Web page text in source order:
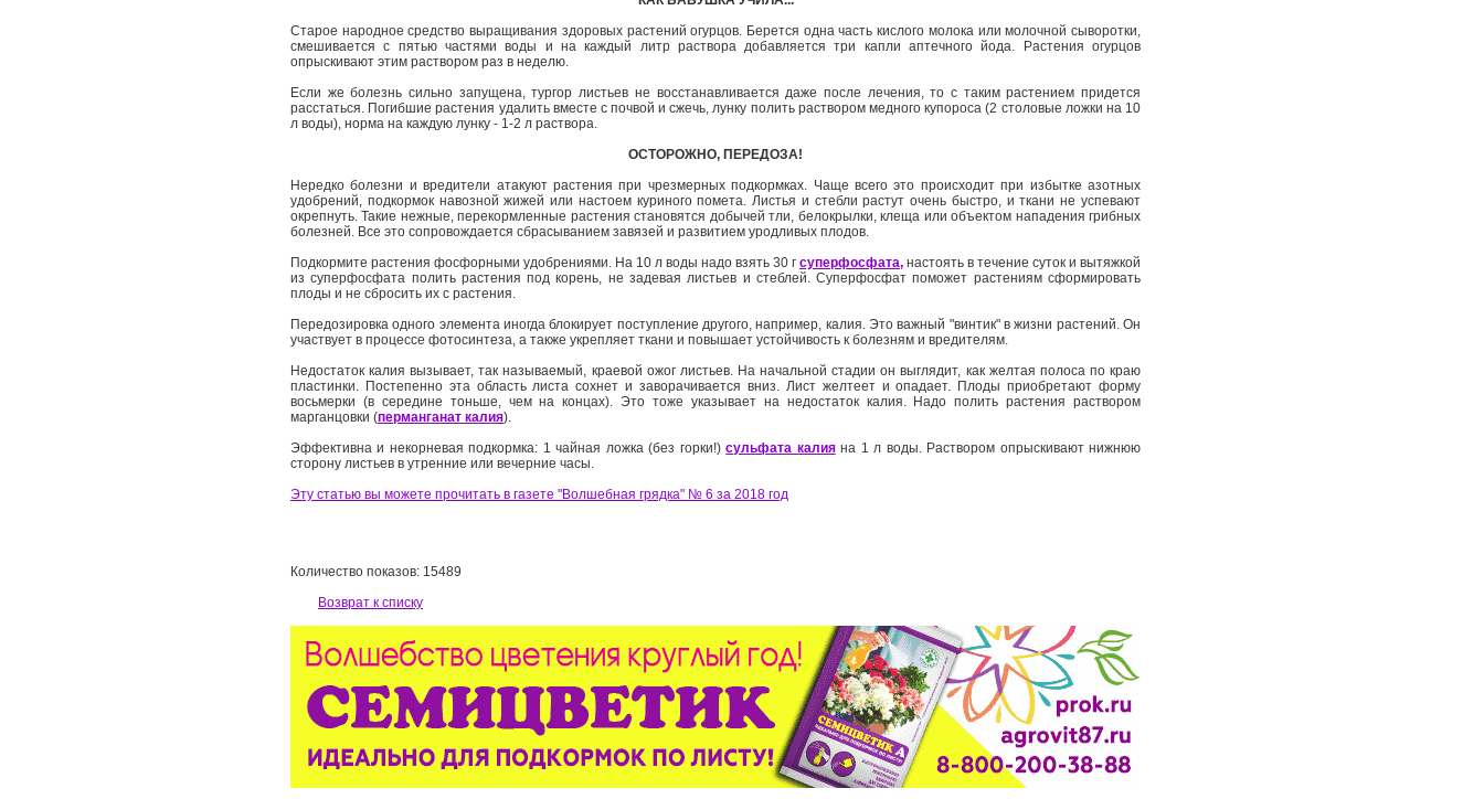
Старое народное средство выращивания здоровых растений огурцов. Берется одна часть кислого молока или молочной сыворотки,
смешивается с пятью частями воды и на каждый литр раствора добавляется три капли аптечного йода. Растения огурцов
опрыскивают этим раствором раз в неделю.
Если же болезнь сильно запущена, тургор листьев не восстанавливается даже после лечения, то с таким растением придется
расстаться. Погибшие растения удалить вместе с почвой и сжечь, лунку полить раствором медного купороса (2 столовые ложки на 10
л воды), норма на каждую лунку - 1-2 л раствора.
ОСТОРОЖНО, ПЕРЕДОЗА!
Нередко болезни и вредители атакуют растения при чрезмерных подкормках. Чаще всего это происходит при избытке азотных
удобрений, подкормок навозной жижей или настоем куриного помета. Листья и стебли растут очень быстро, и ткани не успевают
окрепнуть. Такие нежные, перекормленные растения становятся добычей тли, белокрылки, клеща или объектом нападения грибных
болезней. Все это сопровождается сбрасыванием завязей и развитием уродливых плодов.
Подкормите растения фосфорными удобрениями. На 10 л воды надо взять 30 г суперфосфата, настоять в течение суток и вытяжкой
из суперфосфата полить растения под корень, не задевая листьев и стеблей. Суперфосфат поможет растениям сформировать
плоды и не сбросить их с растения.
Передозировка одного элемента иногда блокирует поступление другого, например, калия. Это важный "винтик" в жизни растений. Он
участвует в процессе фотосинтеза, а также укрепляет ткани и повышает устойчивость к болезням и вредителям.
Недостаток калия вызывает, так называемый, краевой ожог листьев. На начальной стадии он выглядит, как желтая полоса по краю
пластинки. Постепенно эта область листа сохнет и заворачивается вниз. Лист желтеет и опадает. Плоды приобретают форму
восьмерки (в середине тоньше, чем на концах). Это тоже указывает на недостаток калия. Надо полить растения раствором
марганцовки (перманганат калия).
Эффективна и некорневая подкормка: 1 чайная ложка (без горки!) сульфата калияна 1 л воды. Раствором опрыскивают нижнюю
сторону листьев в утренние или вечерние часы.
Эту статью вы можете прочитать в газете "Волшебная грядка" № 6 за 2018 год
Количество показов: 15489
Возврат к списку